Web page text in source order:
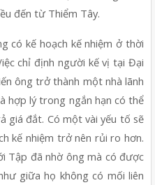
đến từ Thiểm Tây.
có kế hoạch kế nhiệm ở thời
chỉ định người kế vị tại Đại
ông trở thành một nhà lãnh
hợp lý trong ngắn hạn có thể
giá đắt. Có một vài yếu tố sẽ
kế nhiệm trở nên rủi ro hơn.
Tập đã nhờ ông mà có được
giữa họ không có mối liên